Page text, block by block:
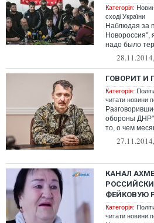
Категорія:
сході України
Наблюдая за
Новороссия",
надо было
надо было
ГОВОРИТ И
Категорія:
читати новини
обороны ДНР"
то, о чем
пропаганда.
КАНАЛ
ФЕЙКОВУЮ
Категорія:
читати новини